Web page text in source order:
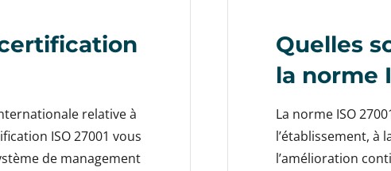
certification
relative à
ISO 27001 vous
de management
Quelles
la norme
La norme ISO
l’établissement, à
l’amélioration